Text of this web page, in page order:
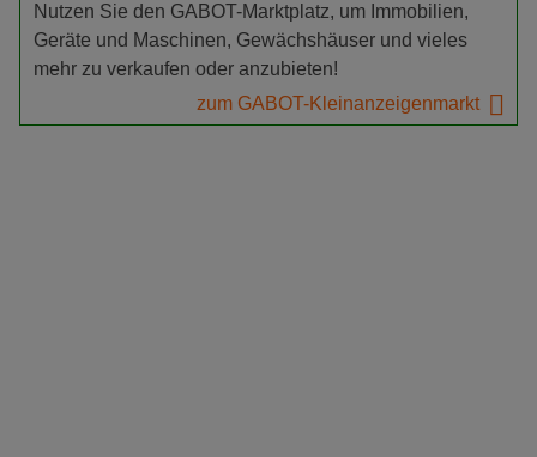
Nutzen Sie den GABOT-Marktplatz, um Immobilien,
Geräte und Maschinen, Gewächshäuser und vieles
mehr zu verkaufen oder anzubieten!
zum GABOT-Kleinanzeigenmarkt